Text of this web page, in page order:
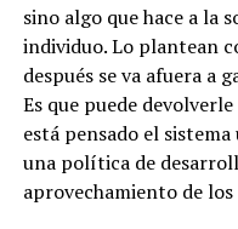
sino algo que hace a la
individuo. Lo plantean
después se va afuera a
Es que puede
está pensado el
una política de
aprovechamiento de